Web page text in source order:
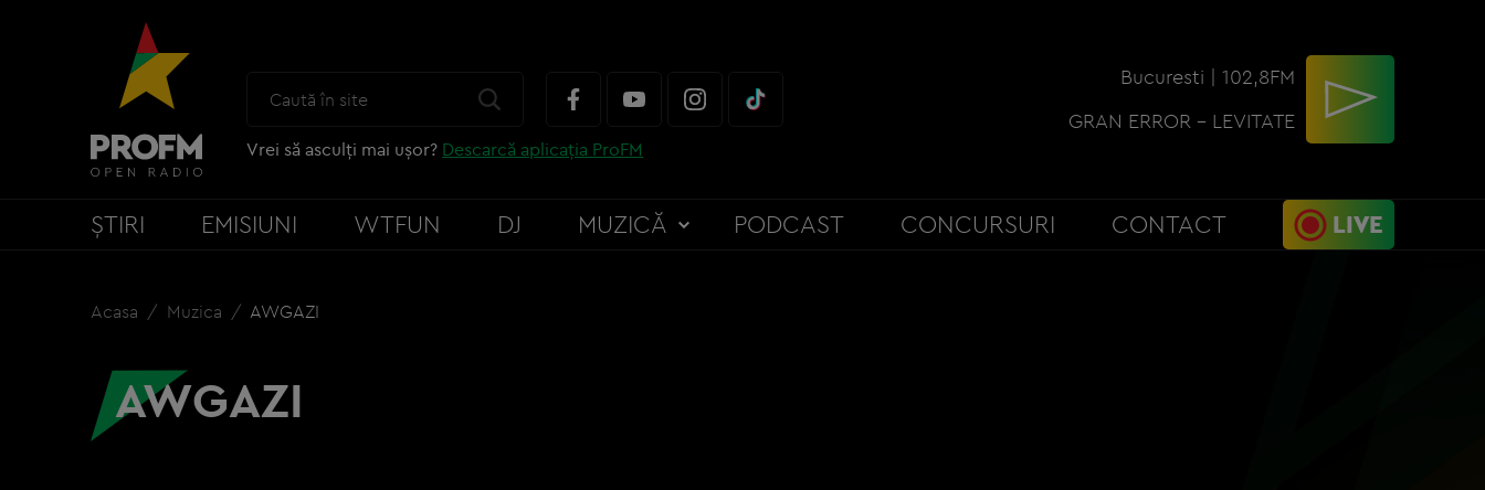
Vrei să asculți mai ușor? Descarcă aplicația ProFM
Bucuresti | 102,8FM
GRAN ERROR - LEVITATE
ȘTIRI EMISIUNI WTFUN DJ MUZICĂ PODCAST CONCURSURI CONTACT LIVE
Acasa Muzica AWGAZI
AWGAZI